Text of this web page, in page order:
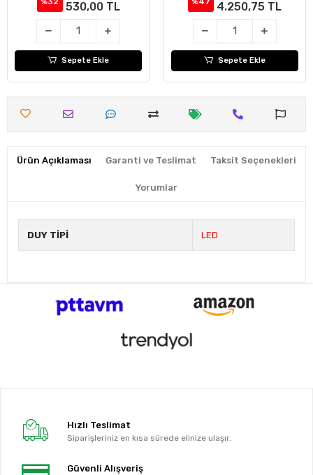
530,00 TL
Sepete Ekle
4.250,75 TL
Sepete Ekle
Ürün Açıklaması Garanti ve Teslimat Taksit Seçenekleri
Yorumlar
DUY TİPİ LED
Hızlı Teslimat
Siparişleriniz en kısa sürede elinize ulaşır.
Güvenli Alışveriş